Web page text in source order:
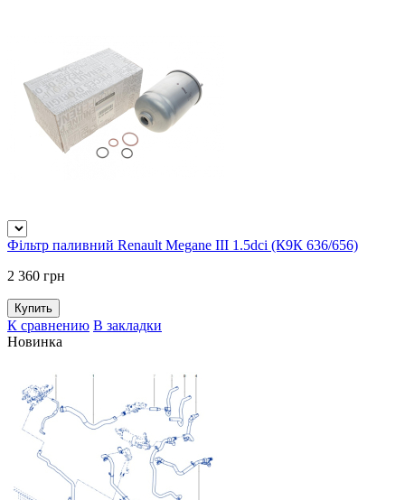
Фільтр паливний Renault Megane III 1.5dci (К9К 636/656)
2 360 грн
К сравнению В закладки
Новинка